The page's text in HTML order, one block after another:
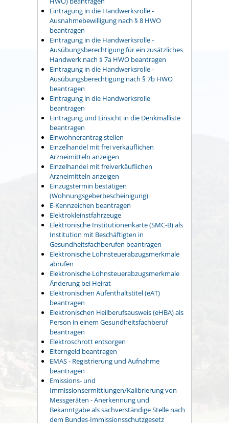
Eintragung in die Handwerksrolle -
Ausnahmebewilligung nach § 8 HWO
beantragen
Eintragung in die Handwerksrolle -
Ausübungsberechtigung für ein zusätzliches
Handwerk nach § 7a HWO beantragen
Eintragung in die Handwerksrolle -
Ausübungsberechtigung nach § 7b HWO
beantragen
Eintragung in die Handwerksrolle
beantragen
Eintragung und Einsicht in die Denkmalliste
beantragen
Einwohnerantrag stellen
Einzelhandel mit frei verkäuflichen
Arzneimitteln anzeigen
Einzelhandel mit freiverkäuflichen
Arzneimitteln anzeigen
Einzugstermin bestätigen
(Wohnungsgeberbescheinigung)
E-Kennzeichen beantragen
Elektrokleinstfahrzeuge
Elektronische Institutionenkarte (SMC-B) als
Institution mit Beschäftigten in
Gesundheitsfachberufen beantragen
Elektronische Lohnsteuerabzugsmerkmale
abrufen
Elektronische Lohnsteuerabzugsmerkmale
Änderung bei Heirat
Elektronischen Aufenthaltstitel (eAT)
beantragen
Elektronischen Heilberufsausweis (eHBA) als
Person in einem Gesundheitsfachberuf
beantragen
Elektroschrott entsorgen
Elterngeld beantragen
EMAS - Registrierung und Aufnahme
beantragen
Emissions- und
Immissionsermittlungen/Kalibrierung von
Messgeräten - Anerkennung und
Bekanntgabe als sachverständige Stelle nach
dem Bundes-Immissionsschutzgesetz